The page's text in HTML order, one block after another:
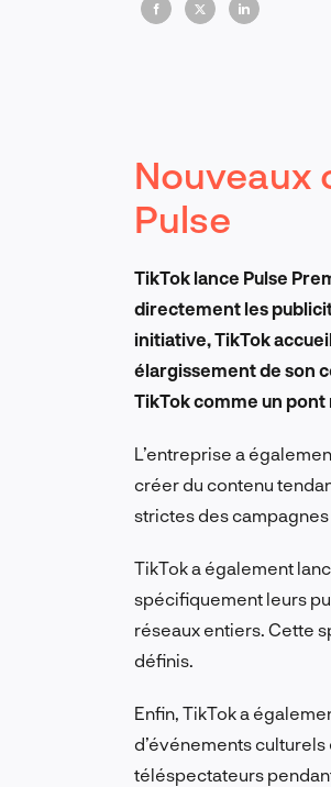
Nouveaux
Pulse
TikTok lance Pulse
directement les
initiative, TikTok
élargissement de son
TikTok comme un
L’entreprise a
créer du contenu
strictes des
TikTok a également
spécifiquement leurs
réseaux entiers. Cette
définis.
Enfin, TikTok a
d’événements
téléspectateurs